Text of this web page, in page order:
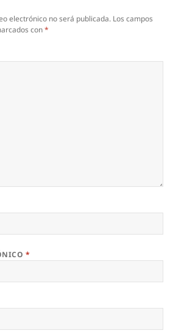
electrónico no será publicada. Los campos
con*
*